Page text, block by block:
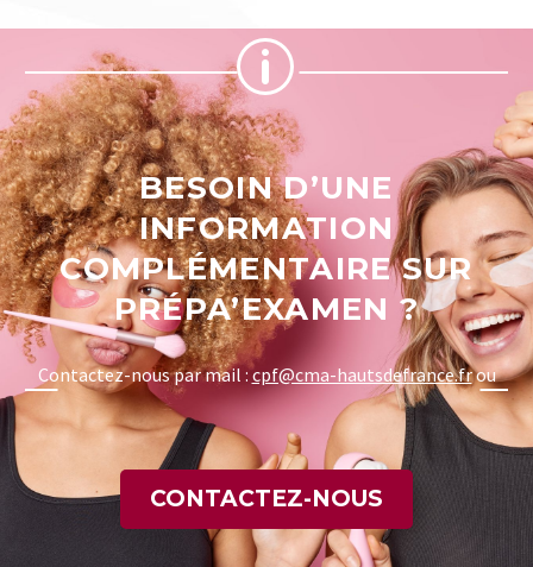
p
p
BESOIN D’UNE
INFORMATION
COMPLÉMENTAIRE SUR
PRÉPA’EXAMEN ?
Contactez-nous par mail :cpf@cma-hautsdefrance.frou
CONTACTEZ-NOUS